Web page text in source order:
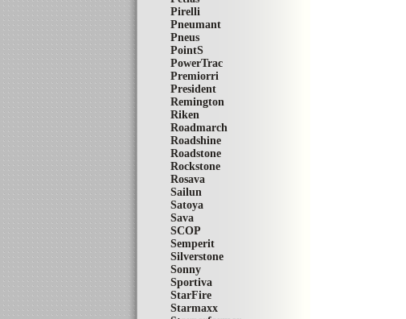
Pirelli
Pneumant
Pneus
PointS
PowerTrac
Premiorri
President
Remington
Riken
Roadmarch
Roadshine
Roadstone
Rockstone
Rosava
Sailun
Satoya
Sava
SCOP
Semperit
Silverstone
Sonny
Sportiva
StarFire
Starmaxx